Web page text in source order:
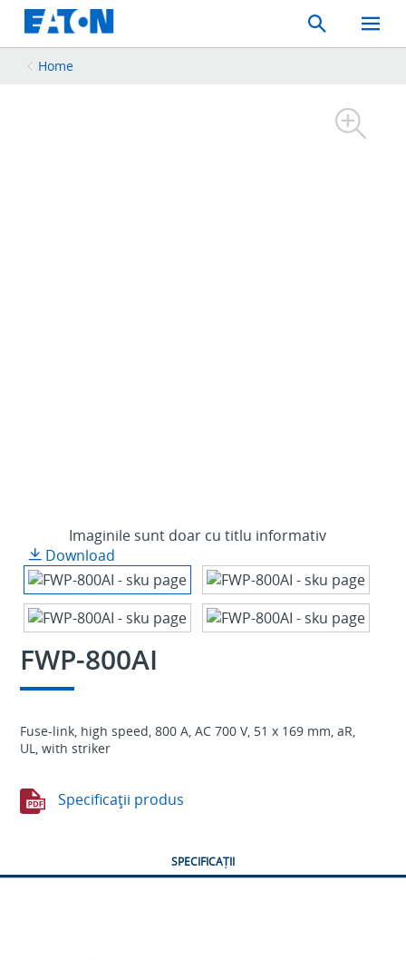
Search
Toggle
Mobile
Home
Imaginile sunt doar cu titlu informativ
Download
FWP-800AI
Fuse-link, high speed, 800 A, AC 700 V, 51 x 169 mm, aR,
UL, with striker
Specificaţii produs
SPECIFICAȚII